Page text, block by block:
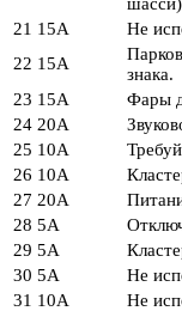
21 15А
Не
22 15А
знака.
23 15А
Фары
24 20А
25 10А
26 10А
27 20А
28 5А
29 5А
30 5А
Не
31 10А
Не